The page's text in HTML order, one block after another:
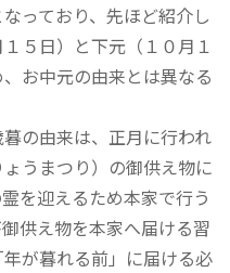
っており、先ほど紹介し
５日）と下元（１０月１
お中元の由来とは異なる
の由来は、正月に行われ
うまつり）の御供え物に
を迎えるため本家で行う
供え物を本家へ届ける習
が暮れる前」に届ける必